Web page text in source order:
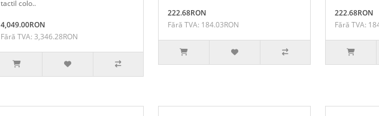
tactil colo..
4,049.00RON
Fără TVA: 3,346.28RON
222.68RON
Fără TVA: 184.03RON
222.68RON
Fără TVA: